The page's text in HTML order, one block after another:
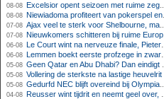
08-08 Excelsior opent seizoen met ruime zege op promovendus Cambuur
08-08 Niewiadoma profiteert van pokerspel en grijpt geel op Ventoux
07-08 Ajax veel te sterk voor Shelbourne, maar houdt schade beperkt
07-08 Nieuwkomers schitteren bij ruime Europese zege FC Twente
06-08 Le Court wint na nerveuze finale, Pieterse derde
06-08 Lemmen boekt eerste profzege in zware Ronde van Polen-rit
05-08 Geen Qatar en Abu Dhabi? Dan eindigt Formule 1-seizoen mogelijk in Europa
05-08 Vollering de sterkste na lastige heuvelrit
05-08 Gedurfd NEC blijft overeind bij Olympiakos
04-08 Reusser wint tijdrit en neemt geel over, Nooijen knap tweede